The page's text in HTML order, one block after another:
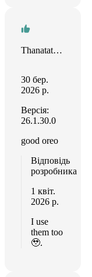
Thanatat Sincharoen
30 бер.
2026 р.
Версія:
26.1.30.0
good oreo
Відповідь
розробника
1 квіт.
2026 р.
I use
them too
🥹.